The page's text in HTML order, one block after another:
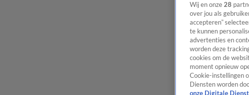
Wij en onze 28
over jou als
accepteren”
te kunnen
advertenties en
worden deze
cookies om de
moment opnieuw
Cookie-instellingen
Diensten worden
onze Digitale